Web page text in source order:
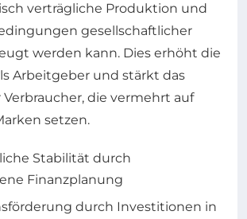
verträgliche Produktion und
gesellschaftlicher
werden kann. Dies erhöht die
Arbeitgeber und stärkt das
Verbraucher, die vermehrt auf
setzen.
Stabilität durch
Finanzplanung
durch Investitionen in